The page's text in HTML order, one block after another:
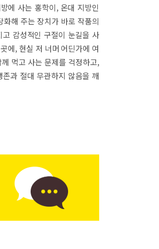
에 사는 홍학이, 온대 지방인
화해 주는 장치가 바로 작품의
감성적인 구절이 눈길을 사
에, 현실 저 너머 어딘가에 여
먹고 사는 문제를 걱정하고,
과 절대 무관하지 않음을 깨